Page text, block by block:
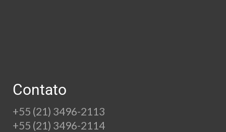
Contato
+55 (21) 3496-2113
+55 (21) 3496-2114